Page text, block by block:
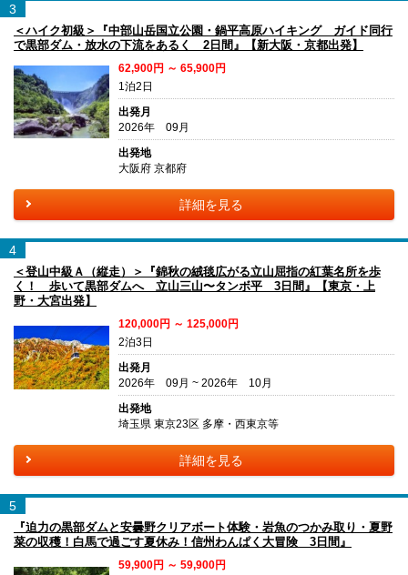
3
＜ハイク初級＞『中部山岳国立公園・鍋平高原ハイキング ガイド同行
で黒部ダム・放水の下流をあるく 2日間』【新大阪・京都出発】
62,900円 ～ 65,900円
1泊2日
出発月
2026年 09月
出発地
大阪府 京都府
詳細を見る
4
＜登山中級Ａ（縦走）＞『錦秋の絨毯広がる立山屈指の紅葉名所を歩
く！ 歩いて黒部ダムへ 立山三山〜タンボ平 3日間』【東京・上
野・大宮出発】
120,000円 ～ 125,000円
2泊3日
出発月
2026年 09月 ~ 2026年 10月
出発地
埼玉県 東京23区 多摩・西東京等
詳細を見る
5
『迫力の黒部ダムと安曇野クリアボート体験・岩魚のつかみ取り・夏野
菜の収穫！白馬で過ごす夏休み！信州わんぱく大冒険 3日間』
59,900円 ～ 59,900円